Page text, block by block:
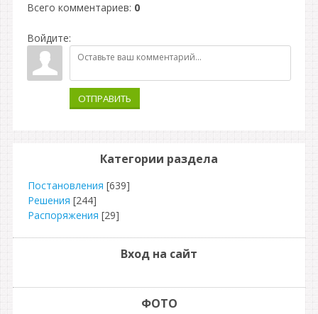
Всего комментариев: 0
Войдите:
ОТПРАВИТЬ
Категории раздела
Постановления [639]
Решения [244]
Распоряжения [29]
Вход на сайт
ФОТО